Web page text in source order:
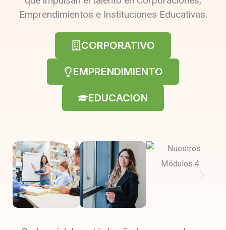
Emprendimientos e Instituciones Educativas.
CORPORATIVO
EMPRENDIMIENTO
EDUCACION